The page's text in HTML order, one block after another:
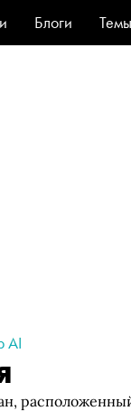
Блоги
Темы
Стиль
AI